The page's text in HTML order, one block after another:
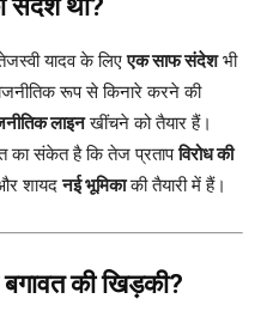
संदेश था?
यादव के लिएएक साफ संदेशभी
रूप से किनारे करने की
लाइनखींचने को तैयार हैं।
का संकेत है कि तेज प्रतापविरोध की
शायदनई भूमिकाकी तैयारी में हैं।
की खिड़की?